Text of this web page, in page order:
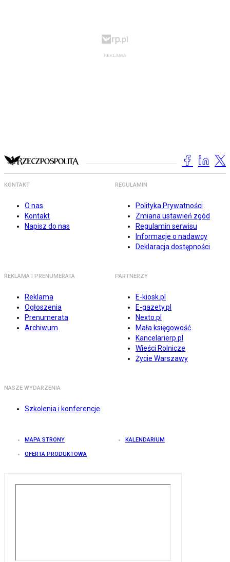
KONTAKT
O nas
Kontakt
Napisz do nas
REGULAMIN
Polityka Prywatności
Zmiana ustawień zgód
Regulamin serwisu
Informacje o nadawcy
Deklaracja dostępności
REKLAMA I PRENUMERATA
Reklama
Ogłoszenia
Prenumerata
Archiwum
PARTNERZY
E-kiosk.pl
E-gazety.pl
Nexto.pl
Mała księgowość
Kancelarierp.pl
Wieści Rolnicze
Życie Warszawy
NASZE WYDARZENIA
Szkolenia i konferencje
MAPA STRONY KALENDARIUM
OFERTA PRODUKTOWA